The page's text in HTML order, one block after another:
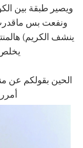
ويصير طبقة بين
ونفعت بس ماقدرت
ينشف الكريم)
الحين بقولكم عن